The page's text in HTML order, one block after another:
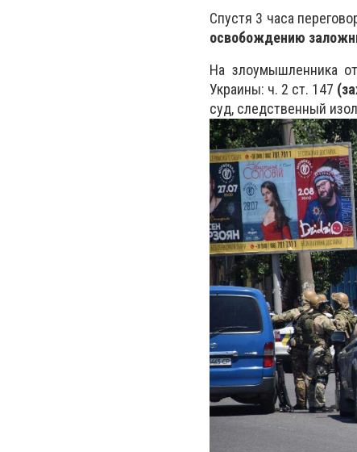
Спустя 3 часа
освобождению
На злоумышленника
Украины: ч. 2 ст. 147
суд, следственный